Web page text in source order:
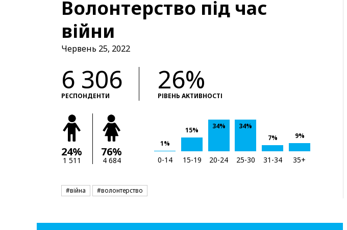
Волонтерство під час
війни
Червень 25, 2022
6 306
РЕСПОНДЕНТИ
26%
РІВЕНЬ АКТИВНОСТІ
24%
1 511
76%
4 684
1%
15% 34%
34%
7%
9%
0-14 15-19 20-24 25-30 31-34 35+
#війна #волонтерство